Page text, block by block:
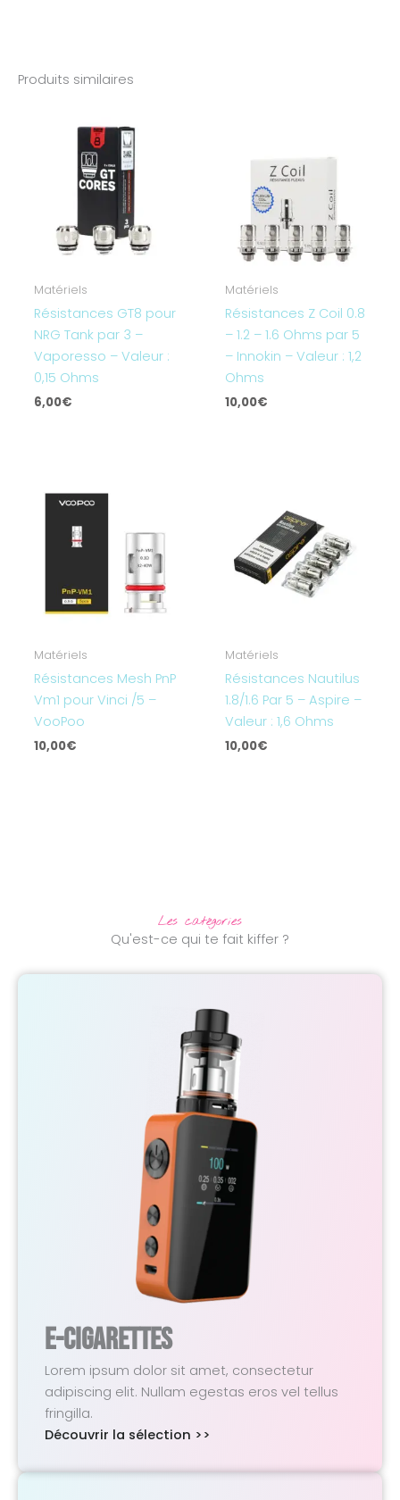
Produits similaires
Matériels
Résistances GT8 pour
NRG Tank par 3 –
Vaporesso – Valeur :
0,15 Ohms
6,00€
Matériels
Résistances Z Coil 0.8
– 1.2 – 1.6 Ohms par 5
– Innokin – Valeur : 1,2
Ohms
10,00€
Matériels
Résistances Mesh PnP
Vm1 pour Vinci /5 –
VooPoo
10,00€
Matériels
Résistances Nautilus
1.8/1.6 Par 5 – Aspire –
Valeur : 1,6 Ohms
10,00€
Les catégories
Qu'est-ce qui te fait kiffer ?
E-Cigarettes
Lorem ipsum dolor sit amet, consectetur
adipiscing elit. Nullam egestas eros vel tellus
fringilla.
Découvrir la sélection >>